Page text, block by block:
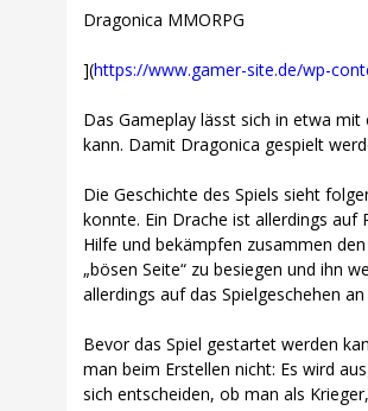
Dragonica MMORPG
](https://www.gamer-site.de/wp-
Das Gameplay lässt sich in etwa
kann. Damit Dragonica gespielt
Die Geschichte des Spiels sieht
konnte. Ein Drache ist allerdings auf
Hilfe und bekämpfen zusammen
„bösen Seite“ zu besiegen und ihn
allerdings auf das Spielgeschehen
Bevor das Spiel gestartet werden
man beim Erstellen nicht: Es wird
sich entscheiden, ob man als